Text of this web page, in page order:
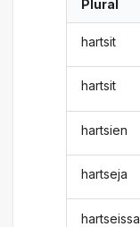
Plural
hartsit
hartsit
hartsien
hartseja
hartseissa